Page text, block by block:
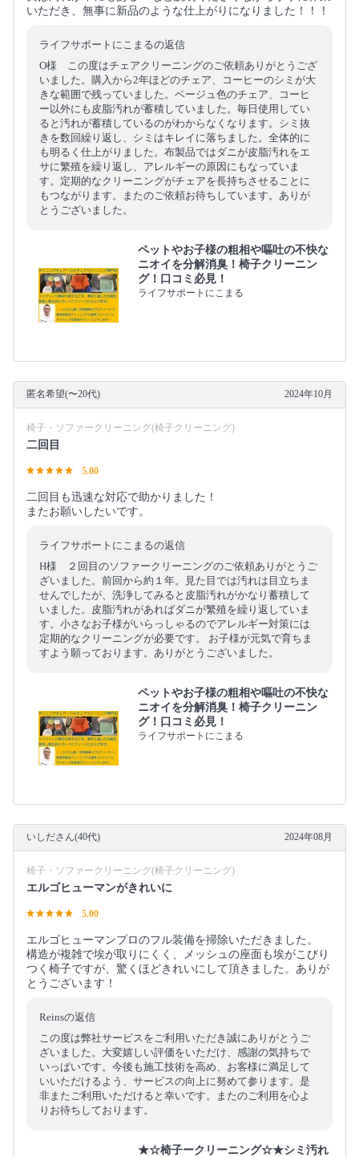
いただき、無事に新品のような仕上がりになりました！！！
ライフサポートにこまるの返信
O様 この度はチェアクリーニングのご依頼ありがとうござ
いました。購入から2年ほどのチェア、コーヒーのシミが大
きな範囲で残っていました。ベージュ色のチェア、コーヒ
ー以外にも皮脂汚れが蓄積していました。毎日使用してい
ると汚れが蓄積しているのがわからなくなります。シミ抜
きを数回繰り返し、シミはキレイに落ちました。全体的に
も明るく仕上がりました。布製品ではダニが皮脂汚れをエ
サに繁殖を繰り返し、アレルギーの原因にもなっていま
す。定期的なクリーニングがチェアを長持ちさせることに
もつながります。またのご依頼お待ちしています。ありが
とうございました。
ペットやお子様の粗相や嘔吐の不快な
ニオイを分解消臭！椅子クリーニン
グ！口コミ必見！
ライフサポートにこまる
匿名希望(〜20代) 2024年10月
椅子・ソファークリーニング(椅子クリーニング)
二回目
5.00
二回目も迅速な対応で助かりました！
またお願いしたいです。
ライフサポートにこまるの返信
H様 ２回目のソファークリーニングのご依頼ありがとうご
ざいました。前回から約１年。見た目では汚れは目立ちま
せんでしたが、洗浄してみると皮脂汚れがかなり蓄積して
いました。皮脂汚れがあればダニが繁殖を繰り返していま
す。小さなお子様がいらっしゃるのでアレルギー対策には
定期的なクリーニングが必要です。 お子様が元気で育ちま
すよう願っております。ありがとうございました。
ペットやお子様の粗相や嘔吐の不快な
ニオイを分解消臭！椅子クリーニン
グ！口コミ必見！
ライフサポートにこまる
いしださん(40代) 2024年08月
椅子・ソファークリーニング(椅子クリーニング)
エルゴヒューマンがきれいに
5.00
エルゴヒューマンプロのフル装備を掃除いただきました。
構造が複雑で埃が取りにくく、メッシュの座面も埃がこびり
つく椅子ですが、驚くほどきれいにして頂きました。ありが
とうございます！
Reinsの返信
この度は弊社サービスをご利用いただき誠にありがとうご
ざいました。大変嬉しい評価をいただけ、感謝の気持ちで
いっぱいです。今後も施工技術を高め、お客様に満足して
いいただけるよう、サービスの向上に努めて参ります。是
非またご利用いただけると幸いです。またのご利用を心よ
りお待ちしております。
★☆椅子ークリーニング☆★シミ汚れ